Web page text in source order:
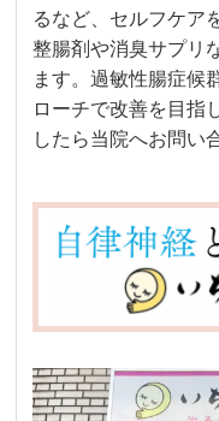
るなど、セルフケア
整腸剤や消臭サプリ
ます。過敏性腸症候
ローチで改善を目指
したら当院へお問い